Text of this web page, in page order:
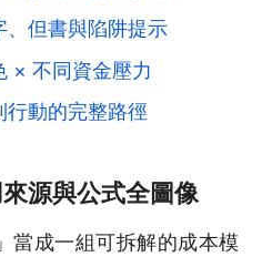
但書與陷阱提示
× 不同資金壓力
動的完整路徑
源與公式全圖像
當成一組可拆解的成本模